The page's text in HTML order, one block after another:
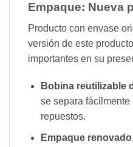
Empaque: Nueva
Producto con envase
versión de este
importantes en su
Bobina reutilizable
se separa
repuestos.
Empaque renovado